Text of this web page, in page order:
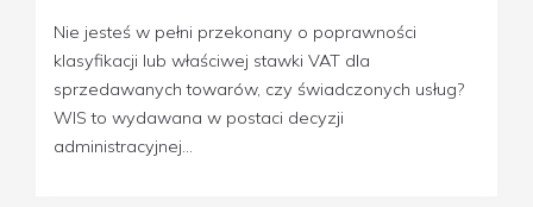
Nie jesteś w pełni przekonany o poprawności
klasyfikacji lub właściwej stawki VAT dla
sprzedawanych towarów, czy świadczonych usług?
WIS to wydawana w postaci decyzji
administracyjnej...